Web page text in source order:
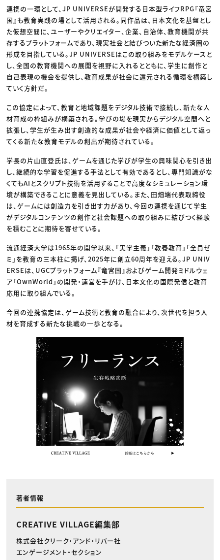
連携の一環として、JP UNIVERSEが開発する日本型ライフRPG『竜宮
国』も教育実践の場として活用される。同作品は、日本文化を基盤とし
た仮想空間に、ユーザーやクリエイター、企業、自治体、教育機関が共
存するプラットフォームであり、現実社会と結びついた新たな経済圏の
形成を目指している。JP UNIVERSEはこの取り組みをモデルケースと
し、全国の教育機関への展開を視野に入れるとともに、学生に創作と
自己表現の機会を提供し、教育成果が社会に還元される循環を構築し
ていく方針だ。
この協定によって、教育と地域課題をデジタル技術で接続し、新たな人
材育成の枠組みが構築される。学びの場を現実からデジタル空間へと
拡張し、学生が生み出す創造的な成果が社会や経済に価値として返っ
てくる新たな教育モデルの創出が期待されている。
学長の片山直登氏は、ゲームを通じた学びが学生の興味関心を引き出
し、継続的な学習を促進する手法として有効であるとし、専門知識がな
くてもAIとスクリプト技術を活用することで高度なシミュレーション環
境が構築できることに意義を見出している。また、田畑端代表取締役
は、ゲームには創造力を引き出す力があり、今回の連携を通じて学生
がデジタルコンテンツの創作と社会課題への取り組みに結びつく経験
を積むことに期待を寄せている。
流通経済大学は1965年の開学以来、「実学主義」「教養教育」「全員ゼ
ミ」を教育の三本柱に掲げ、2025年に創立60周年を迎える。JP UNIV
ERSEは、UGCプラットフォーム『竜宮国』およびゲーム開発ミドルウェ
ア「OwnWorld」の開発・運営を手がけ、日本文化の国際発信と教育
応用に取り組んでいる。
今回の連携協定は、ゲーム技術と教育の融合により、次世代を担う人
材を育成する新たな挑戦の一歩となる。
著者情報
CREATIVE VILLAGE編集部
株式会社クリーク・アンド・リバー社
エンゲージメント・セクション